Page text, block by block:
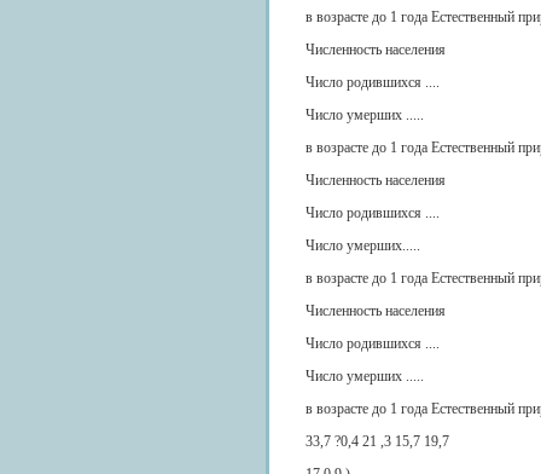
в возрасте до 1 года Естественный
Численность населения
Число родившихся ....
Число умерших .....
в возрасте до 1 года Естественный
Численность населения
Число родившихся ....
Число умерших.....
в возрасте до 1 года Естественный
Численность населения
Число родившихся ....
Число умерших .....
в возрасте до 1 года Естественный
33,7 ?0,4 21 ,3 15,7 19,7